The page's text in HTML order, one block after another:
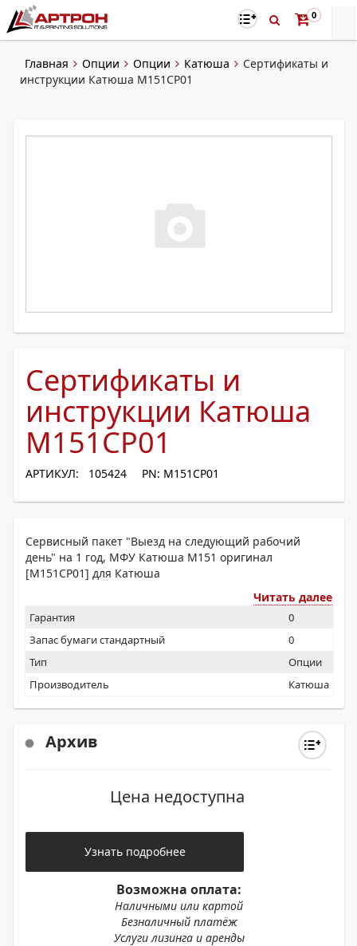
0
Главная Опции Опции Катюша
Сертификаты и
инструкции Катюша M151CP01
Сертификаты и
инструкции Катюша
M151CP01
АРТИКУЛ: 105424 PN: M151CP01
Сервисный пакет "Выезд на следующий рабочий
день" на 1 год, МФУ Катюша М151 оригинал
[M151CP01] для Катюша
Читать далее
Гарантия
0
Запас бумаги стандартный
0
Тип
Опции
Производитель
Катюша
Архив
Цена недоступна
Узнать подробнее
Возможна оплата:
Наличными или картой
Безналичный платёж
Услуги лизинга и аренды